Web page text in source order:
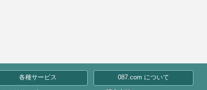
各種サービス 087.com について